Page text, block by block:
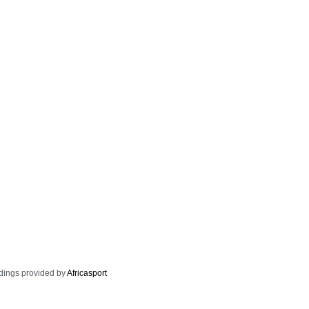
provided byAfricasport